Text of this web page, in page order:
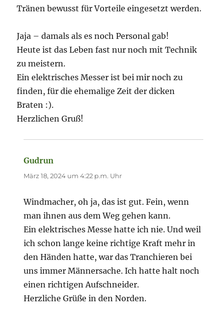
Tränen bewusst für Vorteile eingesetzt werden.
Jaja – damals als es noch Personal gab!
Heute ist das Leben fast nur noch mit Technik
zu meistern.
Ein elektrisches Messer ist bei mir noch zu
finden, für die ehemalige Zeit der dicken
Braten :).
Herzlichen Gruß!
Gudrun
März 18, 2024 um 4:22 p.m. Uhr
Windmacher, oh ja, das ist gut. Fein, wenn
man ihnen aus dem Weg gehen kann.
Ein elektrisches Messe hatte ich nie. Und weil
ich schon lange keine richtige Kraft mehr in
den Händen hatte, war das Tranchieren bei
uns immer Männersache. Ich hatte halt noch
einen richtigen Aufschneider.
Herzliche Grüße in den Norden.